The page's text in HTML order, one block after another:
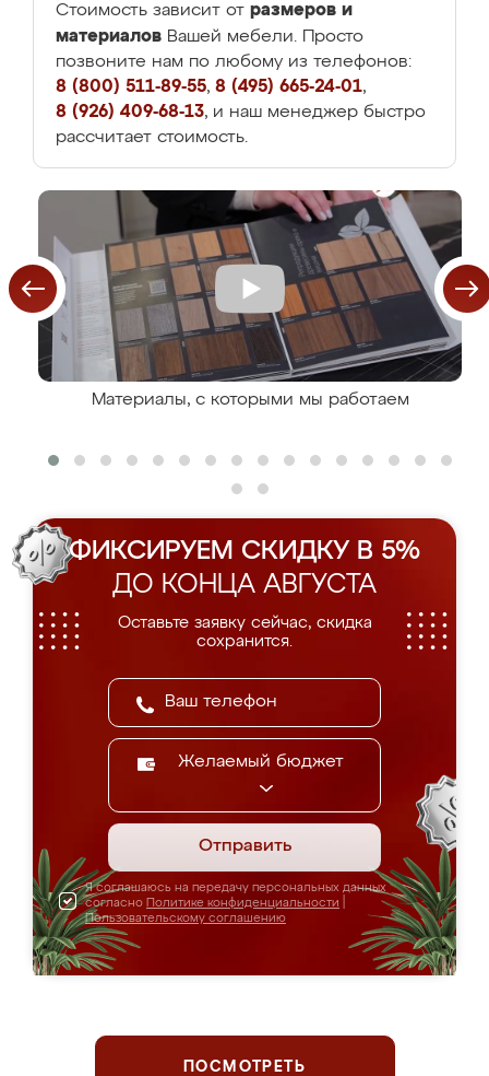
Стоимость зависит от размеров и
материалов Вашей мебели. Просто
позвоните нам по любому из телефонов:
8 (800) 511-89-55, 8 (495) 665-24-01,
8 (926) 409-68-13, и наш менеджер быстро
рассчитает стоимость.
Материалы, с которыми мы работаем
ФИКСИРУЕМ СКИДКУ В 5%
ДО КОНЦА АВГУСТА
Оставьте заявку сейчас, скидка
сохранится.
Желаемый бюджет
Отправить
Я соглашаюсь на передачу персональных данных
согласно Политике конфиденциальности
Пользовательскому соглашению
ПОСМОТРЕТЬ